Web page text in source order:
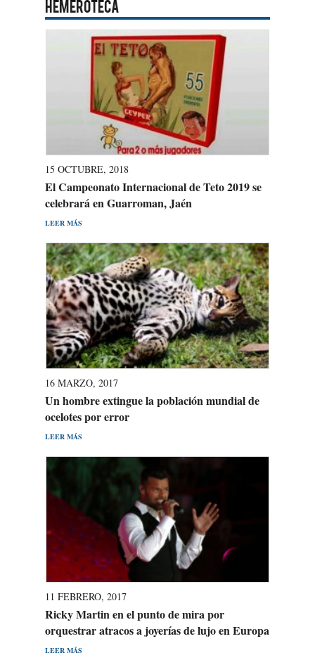
HEMEROTECA
15 OCTUBRE, 2018
El Campeonato Internacional de Teto 2019 se
celebrará en Guarroman, Jaén
LEER MÁS
16 MARZO, 2017
Un hombre extingue la población mundial de
ocelotes por error
LEER MÁS
11 FEBRERO, 2017
Ricky Martin en el punto de mira por
orquestrar atracos a joyerías de lujo en Europa
LEER MÁS